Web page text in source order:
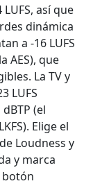
así que
dinámica
a -16 LUFS
AES), que
La TV y
LUFS
(el
Elige el
Loudness y
y marca
botón